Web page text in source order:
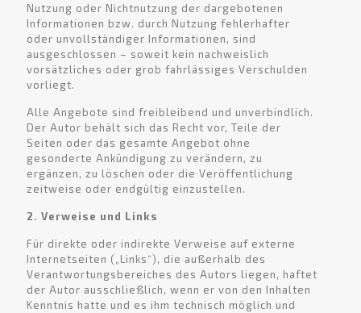
Nutzung oder Nichtnutzung der dargebotenen
Informationen bzw. durch Nutzung fehlerhafter
oder unvollständiger Informationen, sind
ausgeschlossen – soweit kein nachweislich
vorsätzliches oder grob fahrlässiges Verschulden
vorliegt.
Alle Angebote sind freibleibend und unverbindlich.
Der Autor behält sich das Recht vor, Teile der
Seiten oder das gesamte Angebot ohne
gesonderte Ankündigung zu verändern, zu
ergänzen, zu löschen oder die Veröffentlichung
zeitweise oder endgültig einzustellen.
2. Verweise und Links
Für direkte oder indirekte Verweise auf externe
Internetseiten („Links“), die außerhalb des
Verantwortungsbereiches des Autors liegen, haftet
der Autor ausschließlich, wenn er von den Inhalten
Kenntnis hatte und es ihm technisch möglich und